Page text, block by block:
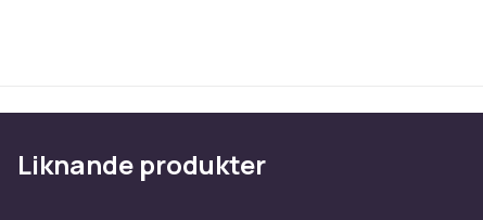
Artikel.nr.
Produktsäkerhetsinformation
Liknande produkter